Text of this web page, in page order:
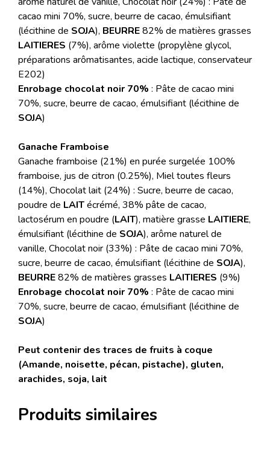
cacao mini 70%, sucre, beurre de cacao, émulsifiant
(lécithine de SOJA), BEURRE82% de matières grasses
LAITIERES (7%), arôme violette (propylène glycol,
préparations arômatisantes, acide lactique, conservateur
E202)
Enrobage chocolat noir 70% : Pâte de cacao mini
70%, sucre, beurre de cacao, émulsifiant (lécithine de
SOJA)
Ganache Framboise
Ganache framboise (21%) en purée surgelée 100%
framboise, jus de citron (0.25%), Miel toutes fleurs
(14%), Chocolat lait (24%) : Sucre, beurre de cacao,
poudre de LAITécrémé, 38% pâte de cacao,
lactosérum en poudre (LAIT), matière grasse LAITIERE,
émulsifiant (lécithine de SOJA), arôme naturel de
vanille, Chocolat noir (33%) : Pâte de cacao mini 70%,
sucre, beurre de cacao, émulsifiant (lécithine de SOJA),
BEURRE82% de matières grasses LAITIERES (9%)
Enrobage chocolat noir 70% : Pâte de cacao mini
70%, sucre, beurre de cacao, émulsifiant (lécithine de
SOJA)
Peut contenir des traces de fruits à coque
(Amande, noisette, pécan, pistache), gluten,
arachides, soja, lait
Produits similaires